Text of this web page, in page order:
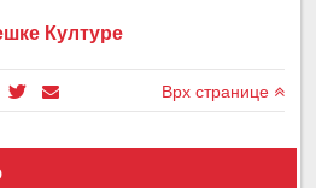
Културе
Врх странице